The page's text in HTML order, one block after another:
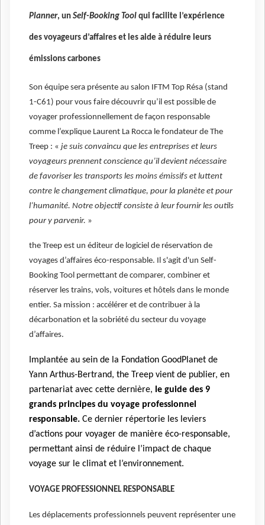
Planner, un Self-Booking Tool qui facilite l’expérience
des voyageurs d’affaires et les aide à réduire leurs
émissions carbones
Son équipe sera présente au salon IFTM Top Résa (stand
1-C61) pour vous faire découvrir qu’il est possible de
voyager professionnellement de façon responsable
comme l’explique Laurent La Rocca le fondateur de The
Treep : « je suis convaincu que les entreprises et leurs
voyageurs prennent conscience qu’il devient nécessaire
de favoriser les transports les moins émissifs et luttent
contre le changement climatique, pour la planète et pour
l’humanité. Notre objectif consiste à leur fournir les outils
pour y parvenir. »
the Treep est un éditeur de logiciel de réservation de
voyages d’affaires éco-responsable. Il s'agit d'un Self-
Booking Tool permettant de comparer, combiner et
réserver les trains, vols, voitures et hôtels dans le monde
entier. Sa mission : accélérer et de contribuer à la
décarbonation et la sobriété du secteur du voyage
d’affaires.
Implantée au sein de la Fondation GoodPlanet de
Yann Arthus-Bertrand, the Treep vient de publier, en
partenariat avec cette dernière, le guide des 9
grands principes du voyage professionnel
responsable. Ce dernier répertorie les leviers
d’actions pour voyager de manière éco-responsable,
permettant ainsi de réduire l’impact de chaque
voyage sur le climat et l’environnement.
VOYAGE PROFESSIONNEL RESPONSABLE
Les déplacements professionnels peuvent représenter une